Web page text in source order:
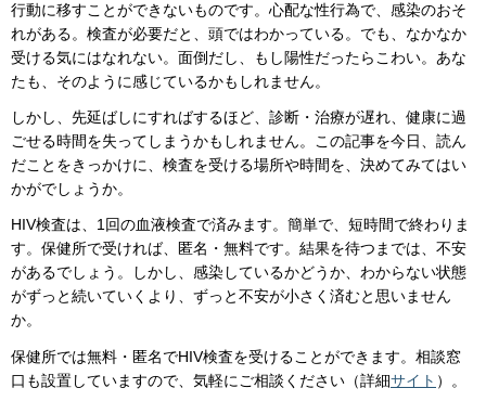
行動に移すことができないものです。心配な性行為で、感染のおそ
れがある。検査が必要だと、頭ではわかっている。でも、なかなか
受ける気にはなれない。面倒だし、もし陽性だったらこわい。あな
たも、そのように感じているかもしれません。
しかし、先延ばしにすればするほど、診断・治療が遅れ、健康に過
ごせる時間を失ってしまうかもしれません。この記事を今日、読ん
だことをきっかけに、検査を受ける場所や時間を、決めてみてはい
かがでしょうか。
HIV検査は、1回の血液検査で済みます。簡単で、短時間で終わりま
す。保健所で受ければ、匿名・無料です。結果を待つまでは、不安
があるでしょう。しかし、感染しているかどうか、わからない状態
がずっと続いていくより、ずっと不安が小さく済むと思いません
か。
保健所では無料・匿名でHIV検査を受けることができます。相談窓
口も設置していますので、気軽にご相談ください（詳細サイト ）。